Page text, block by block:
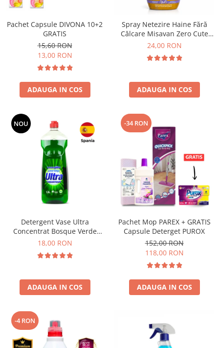
Pachet Capsule DIVONA 10+2
GRATIS
15,60 RON
13,00 RON
ADAUGA IN COS
Spray Netezire Haine Fără
Călcare Misavan Zero Cute
Zero Parfum 500 ml
24,00 RON
ADAUGA IN COS
NOU
Detergent Vase Ultra
Concentrat Bosque Verde
Spania 1.3L
18,00 RON
ADAUGA IN COS
-34 RON
Pachet Mop PAREX + GRATIS
Capsule Deterget PUROX
152,00 RON
118,00 RON
ADAUGA IN COS
-4 RON